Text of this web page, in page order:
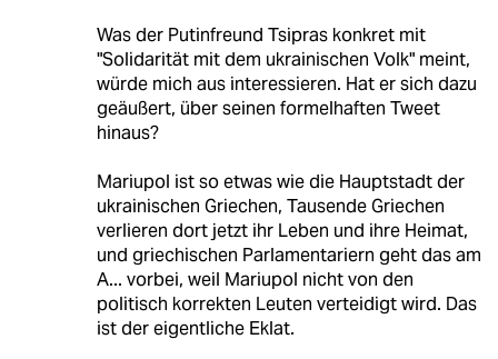
Was der Putinfreund Tsipras konkret mit
"Solidarität mit dem ukrainischen Volk" meint,
würde mich aus interessieren. Hat er sich dazu
geäußert, über seinen formelhaften Tweet
hinaus?
Mariupol ist so etwas wie die Hauptstadt der
ukrainischen Griechen, Tausende Griechen
verlieren dort jetzt ihr Leben und ihre Heimat,
und griechischen Parlamentariern geht das am
A... vorbei, weil Mariupol nicht von den
politisch korrekten Leuten verteidigt wird. Das
ist der eigentliche Eklat.